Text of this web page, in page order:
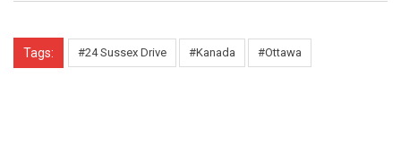
Tags: #24 Sussex Drive #Kanada #Ottawa